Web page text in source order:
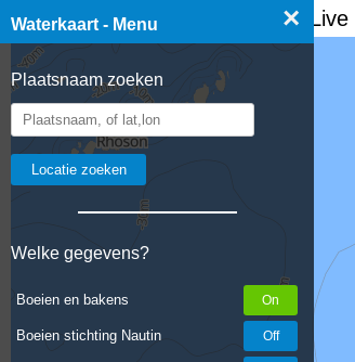
Waterkaart - Menu ×
Plaatsnaam zoeken
Welke gegevens?
Boeien en bakens
Boeien stichting Nautin
☰ Waterkaart van Nederland - Live